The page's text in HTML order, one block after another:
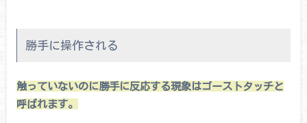
勝手に操作される
触っていないのに勝手に反応する現象はゴーストタッチと
呼ばれます。